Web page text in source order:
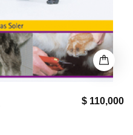
$ 110,000